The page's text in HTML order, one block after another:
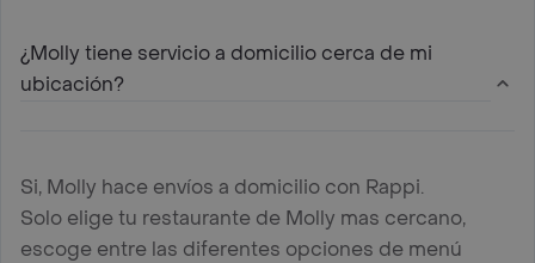
¿Molly tiene servicio a domicilio cerca de mi
ubicación?
Si, Molly hace envíos a domicilio con Rappi.
Solo elige tu restaurante de Molly mas cercano,
escoge entre las diferentes opciones de menú